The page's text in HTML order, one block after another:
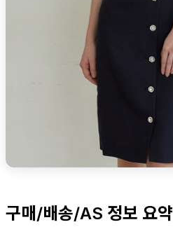
구매/배송/AS 정보 요약